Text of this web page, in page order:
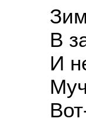
Зима
В
И
Вот-